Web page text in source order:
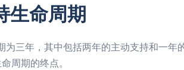
生命周期
为三年，其中包括两年的主动支持和一年
周期的终点。